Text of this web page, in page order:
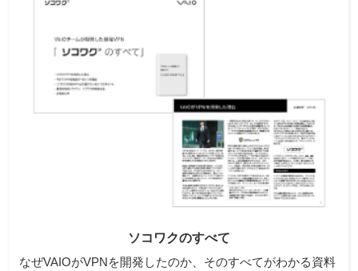
ソコワクのすべて
なぜVAIOがVPNを開発したのか、そのすべてがわかる資料